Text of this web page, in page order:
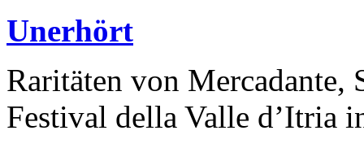
Unerhört
Raritäten von
Festival della Valle d’Itria